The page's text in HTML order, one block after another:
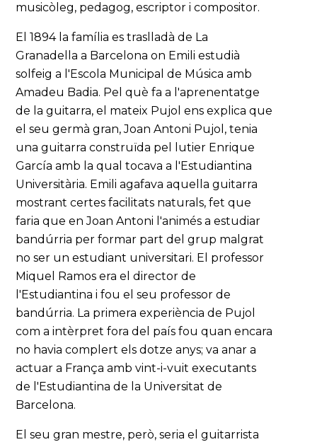
musicòleg, pedagog, escriptor i compositor.
El 1894 la família es traslladà de La
Granadella a Barcelona on Emili estudià
solfeig a l'Escola Municipal de Música amb
Amadeu Badia. Pel què fa a l'aprenentatge
de la guitarra, el mateix Pujol ens explica que
el seu germà gran, Joan Antoni Pujol, tenia
una guitarra construïda pel lutier Enrique
García amb la qual tocava a l'Estudiantina
Universitària. Emili agafava aquella guitarra
mostrant certes facilitats naturals, fet que
faria que en Joan Antoni l'animés a estudiar
bandúrria per formar part del grup malgrat
no ser un estudiant universitari. El professor
Miquel Ramos era el director de
l'Estudiantina i fou el seu professor de
bandúrria. La primera experiència de Pujol
com a intèrpret fora del país fou quan encara
no havia complert els dotze anys; va anar a
actuar a França amb vint-i-vuit executants
de l'Estudiantina de la Universitat de
Barcelona.
El seu gran mestre, però, seria el guitarrista